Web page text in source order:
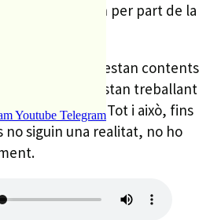
Youtube Telegram
ajuda que reben per part de la
detalla que estan contents
ajuntaments estan treballant
del centre. Tot i això, fins
no siguin una realitat, no ho